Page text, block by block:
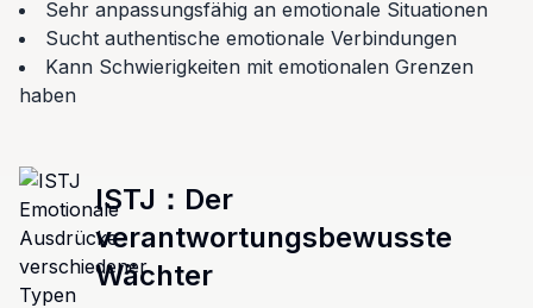
Sehr anpassungsfähig an emotionale Situationen
Sucht authentische emotionale Verbindungen
Kann Schwierigkeiten mit emotionalen Grenzen
haben
ISTJ ： Der
verantwortungsbewusste
Wächter